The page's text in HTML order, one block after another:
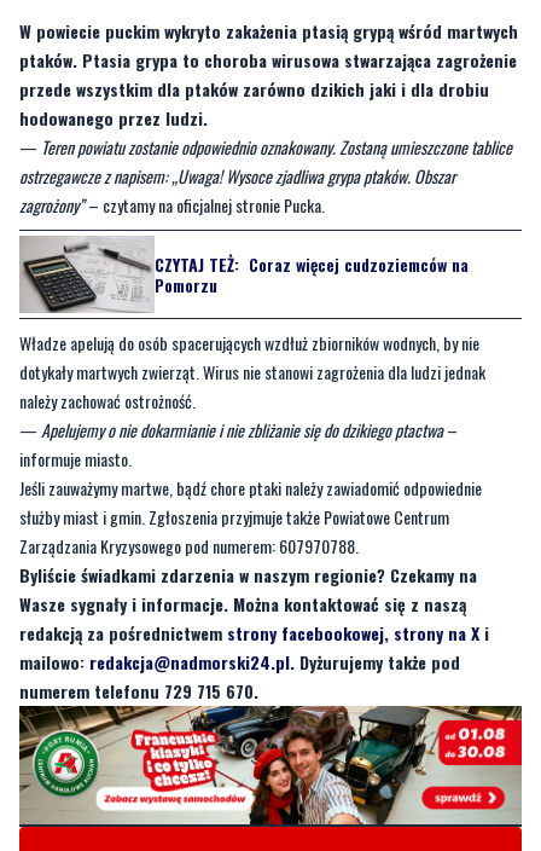
W powiecie puckim wykryto zakażenia ptasią grypą wśród martwych
ptaków. Ptasia grypa to choroba wirusowa stwarzająca zagrożenie
przede wszystkim dla ptaków zarówno dzikich jaki i dla drobiu
hodowanego przez ludzi.
— Teren powiatu zostanie odpowiednio oznakowany. Zostaną umieszczone tablice
ostrzegawcze z napisem: „Uwaga! Wysoce zjadliwa grypa ptaków. Obszar
zagrożony”– czytamy na oficjalnej stronie Pucka.
CZYTAJ TEŻ: Coraz więcej cudzoziemców na
Pomorzu
Władze apelują do osób spacerujących wzdłuż zbiorników wodnych, by nie
dotykały martwych zwierząt. Wirus nie stanowi zagrożenia dla ludzi jednak
należy zachować ostrożność.
— Apelujemy o nie dokarmianie i nie zbliżanie się do dzikiego ptactwa–
informuje miasto.
Jeśli zauważymy martwe, bądź chore ptaki należy zawiadomić odpowiednie
służby miast i gmin. Zgłoszenia przyjmuje także Powiatowe Centrum
Zarządzania Kryzysowego pod numerem: 607970788.
Byliście świadkami zdarzenia w naszym regionie? Czekamy na
Wasze sygnały i informacje. Można kontaktować się z naszą
redakcją za pośrednictwem strony facebookowej, strony na X i
mailowo: redakcja@nadmorski24.pl. Dyżurujemy także pod
numerem telefonu 729 715 670.